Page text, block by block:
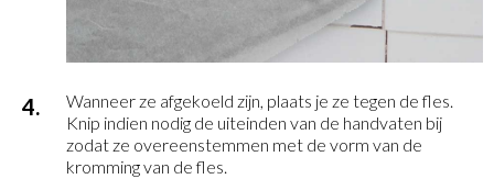
Wanneer ze afgekoeld zijn, plaats je ze tegen de fles.
Knip indien nodig de uiteinden van de handvaten bij
zodat ze overeenstemmen met de vorm van de
kromming van de fles.